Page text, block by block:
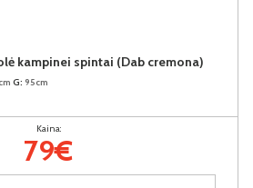
kampinei spintai (Dab cremona)
G: 95cm
Kaina:
79€